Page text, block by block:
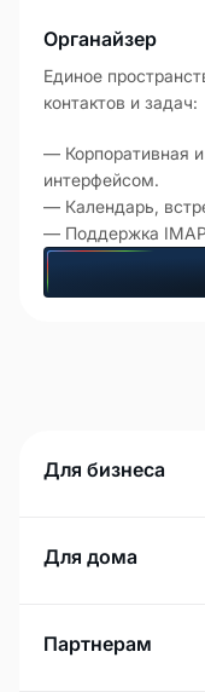
Органайзер
Единое
контактов и задач:
— Корпоративная
интерфейсом.
— Календарь,
— Поддержка
Для бизнеса
Для дома
Партнерам